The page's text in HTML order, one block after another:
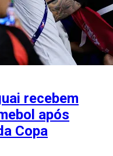
recebem
após
Copa